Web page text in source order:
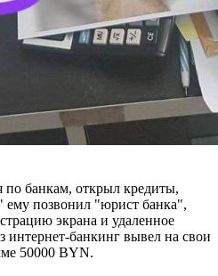
банкам, открыл кредиты,
ему позвонил "юрист банка",
экрана и удаленное
интернет-банкинг вывел на свои
50000 BYN.